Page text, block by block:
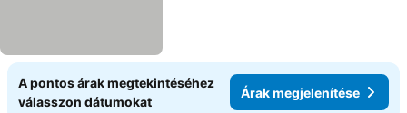
A pontos árak megtekintéséhez
válasszon dátumokat
Árak megjelenítése